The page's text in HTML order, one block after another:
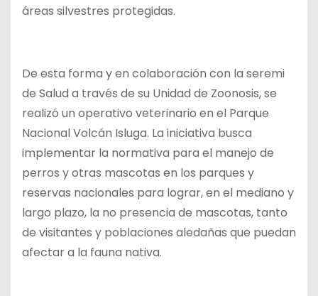
áreas silvestres protegidas.
De esta forma y en colaboración con la seremi
de Salud a través de su Unidad de Zoonosis, se
realizó un operativo veterinario en el Parque
Nacional Volcán Isluga. La iniciativa busca
implementar la normativa para el manejo de
perros y otras mascotas en los parques y
reservas nacionales para lograr, en el mediano y
largo plazo, la no presencia de mascotas, tanto
de visitantes y poblaciones aledañas que puedan
afectar a la fauna nativa.